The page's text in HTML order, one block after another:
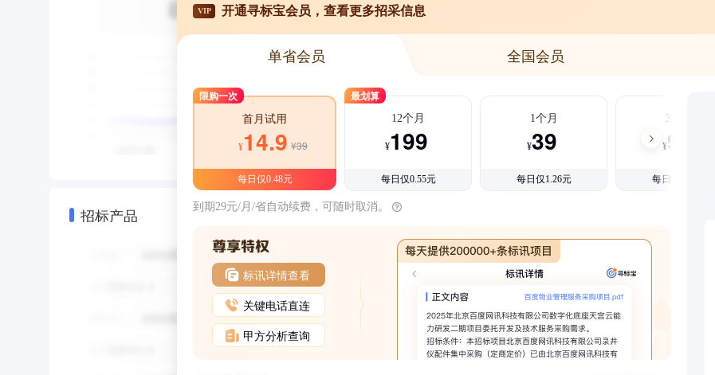
招标产品
VIP 开通寻标宝会员，查看更多招采信息
单省会员 全国会员
限购一次
首月试用
¥14.9 ¥39
每日仅0.48元
最划算
12个月
¥199
每日仅0.55元
1个月
¥39
每日仅1.26元
3个月
¥99
每日仅1.08元
到期29元/月/省自动续费，可随时取消。
标讯详情查看
关键电话直连
甲方分析查询